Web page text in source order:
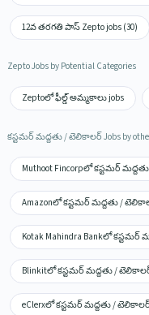
12వ తరగతి పాస్ Zepto jobs (30)
Zepto Jobs by Potential Categories
Zeptoలో ఫీల్డ్ అమ్మకాలు jobs
కస్టమర్ మద్దతు / టెలికాలర్ Jobs by
Muthoot Fincorpలో కస్టమర్
Amazonలో కస్టమర్ మద్దతు /
Kotak Mahindra Bankలో కస్టమర్
Blinkitలో కస్టమర్ మద్దతు / టెలికాలర్
eClerxలో కస్టమర్ మద్దతు / టెలికాలర్